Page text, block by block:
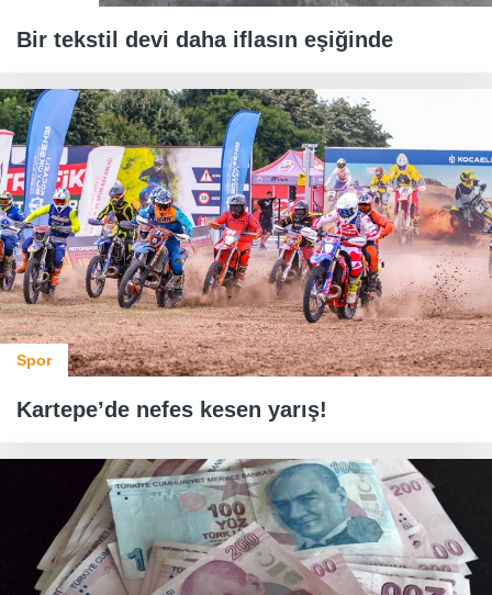
Bir tekstil devi daha iflasın eşiğinde
Spor
Kartepe’de nefes kesen yarış!